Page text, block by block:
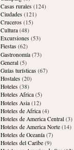
Casas rurales (124)
Ciudades (121)
Cruceros (15)
Cultura (48)
Excursiones (53)
Fiestas (62)
Gastronomía (73)
General (5)
Guías turísticas (67)
Hostales (20)
Hoteles (38)
Hoteles Africa (5)
Hoteles Asia (12)
Hoteles de Africa (4)
Hoteles de America Central (3)
Hoteles de America Norte (14)
Hoteles de Oceanía (7)
Hoteles del Caribe (9)